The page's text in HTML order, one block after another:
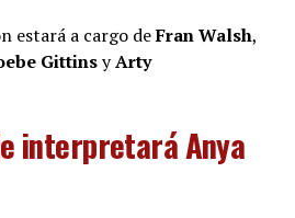
estará a cargo deFran Walsh,
GittinsyArty
interpretará Anya